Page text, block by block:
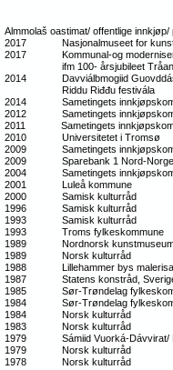
Almmolaš oastimat/ offentlige
2017 Nasjonalmuseet for kunst,
2017 Kommunal-og
ifm 100- årsjubileet
2014 Davviálbmogiid Guovddáš/
Riddu Riđđu festivála
2014 Sametingets
2012 Sametingets
2011 Sametingets
2010 Universitetet i Tromsø
2009 Sametingets
2009 Sparebank 1 Nord-Norges
2004 Sametingets
2001 Luleå kommune
2000 Samisk kulturråd
1996 Samisk kulturråd
1993 Samisk kulturråd
1993 Troms fylkeskommune
1989 Nordnorsk
1989 Norsk kulturråd
1988 Lillehammer bys
1987 Statens konstråd,
1985 Sør-Trøndelag
1984 Sør-Trøndelag
1984 Norsk kulturråd
1983 Norsk kulturråd
1979 Sámiid Vuorká-Dávvirat/
1979 Norsk kulturråd
1978 Norsk kulturråd